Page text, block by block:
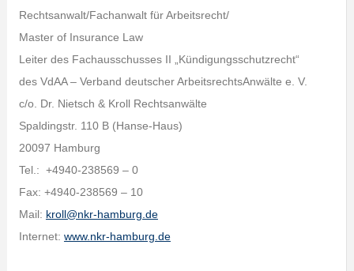
Rechtsanwalt/Fachanwalt für Arbeitsrecht/
Master of Insurance Law
Leiter des Fachausschusses II „Kündigungsschutzrecht“
des VdAA – Verband deutscher ArbeitsrechtsAnwälte e. V.
c/o. Dr. Nietsch & Kroll Rechtsanwälte
Spaldingstr. 110 B (Hanse-Haus)
20097 Hamburg
Tel.: +4940-238569 – 0
Fax: +4940-238569 – 10
Mail: kroll@nkr-hamburg.de
Internet: www.nkr-hamburg.de